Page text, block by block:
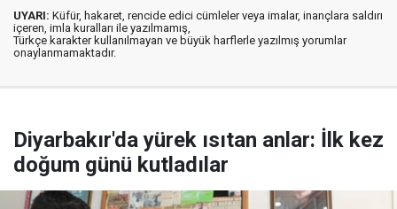
UYARI: Küfür, hakaret, rencide edici cümleler veya imalar, inançlara saldırı
içeren, imla kuralları ile yazılmamış,
Türkçe karakter kullanılmayan ve büyük harflerle yazılmış yorumlar
onaylanmamaktadır.
Diyarbakır'da yürek ısıtan anlar: İlk kez
doğum günü kutladılar